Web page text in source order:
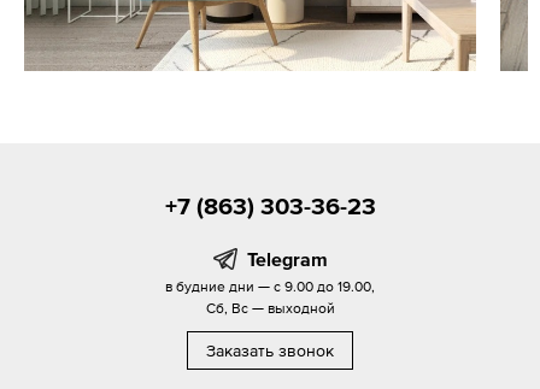
+7 (863) 303-36-23
Telegram
в будние дни — с 9.00 до 19.00,
Сб, Вс — выходной
Заказать звонок